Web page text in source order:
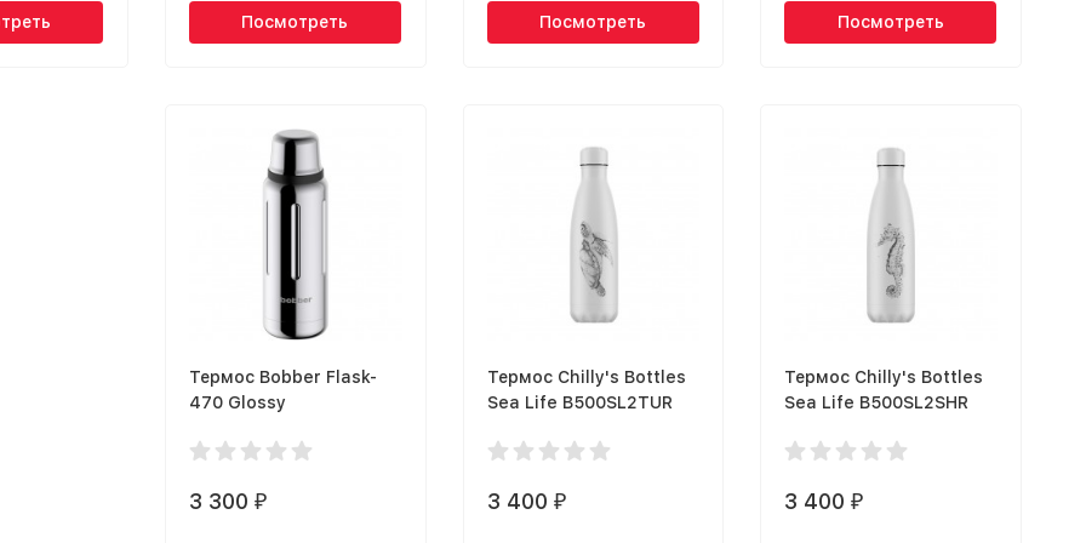
Посмотреть Посмотреть Посмотреть
Термос Bobber Flask-
470 Glossy
3 300 ₽
Термос Chilly's Bottles
Sea Life B500SL2TUR
3 400 ₽
Термос Chilly's Bottles
Sea Life B500SL2SHR
3 400₽